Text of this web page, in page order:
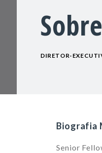
DIRETOR-
Biografia
Senior